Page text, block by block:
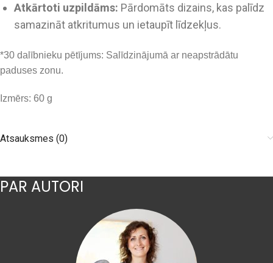
Atkārtoti uzpildāms: Pārdomāts dizains, kas palīdz
samazināt atkritumus un ietaupīt līdzekļus.
*30 dalībnieku pētījums: Salīdzinājumā ar neapstrādātu
paduses zonu.
Izmērs: 60 g
Atsauksmes (0)
PAR AUTORI